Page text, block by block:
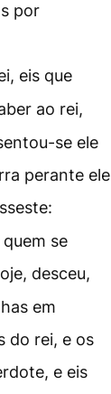
por
eis que
ao rei,
se ele
perante ele
se
desceu,
em
do rei, e os
e eis